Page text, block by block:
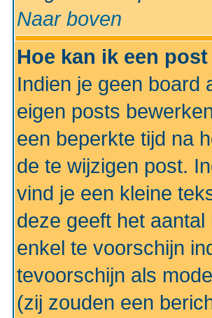
Naar boven
Hoe kan ik een
Indien je geen board
eigen posts
een beperkte tijd na
de te wijzigen post.
vind je een kleine
deze geeft het
enkel te voorschijn
tevoorschijn als
(zij zouden een